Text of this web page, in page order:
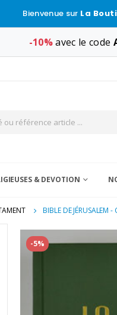
Bienvenue sur La
-10%avec le code
& DEVOTION
BIBLE DE JÉRUSALEM -
-5%